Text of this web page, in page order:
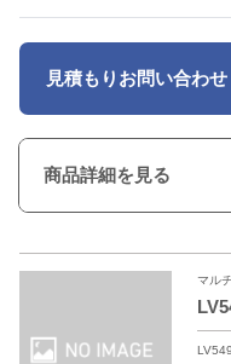
見積もり お問い合わせ
商品詳細を見る
マル